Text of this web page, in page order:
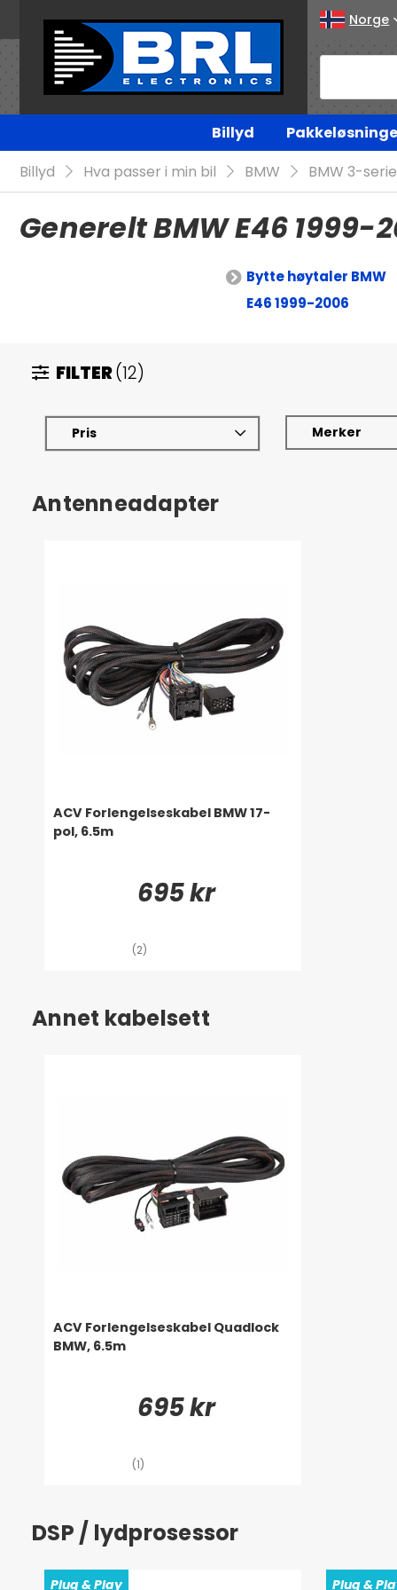
Norge
Billyd
Billyd
Hva passer i min bil BMW BMW 3-serie
Generelt BMW E46 1999-
Bytte høytaler BMW
E46 1999-2006
FILTER(12)
Pris Merker
Antenneadapter
ACV Forlengelseskabel BMW 17-
pol, 6.5m
695 kr
(2)
Annet kabelsett
ACV Forlengelseskabel Quadlock
BMW, 6.5m
695 kr
(1)
DSP / lydprosessor
Plug & Play Plug &